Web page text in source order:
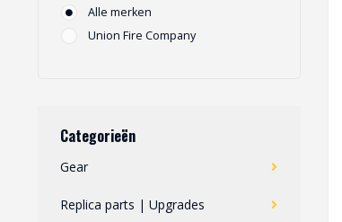
Alle merken
Union Fire Company
Categorieën
Gear
Replica parts | Upgrades